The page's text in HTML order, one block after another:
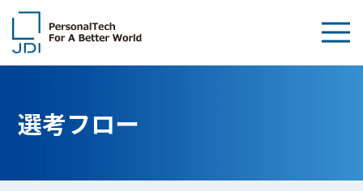
製品・技術
選考フロー